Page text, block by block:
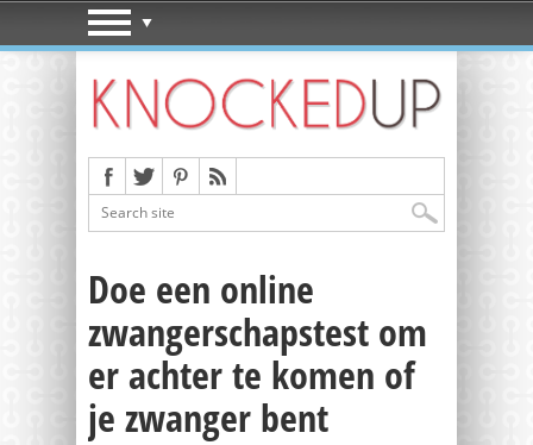
Doe een online
zwangerschapstest om
er achter te komen of
je zwanger bent